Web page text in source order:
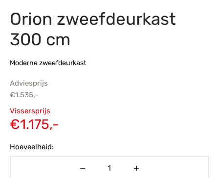
Orion zweefdeurkast
300 cm
Moderne zweefdeurkast
Adviesprijs
€1.535,-
Oorspronkelijke
prijs was:
Vissersprijs
€1.175,-
Hoeveelheid:
Toonmodellen
toonmodel
PVC
PVC
en montageservice